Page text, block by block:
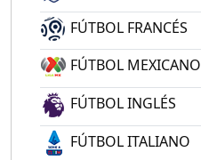
FÚTBOL FRANCÉS
FÚTBOL MEXICANO
FÚTBOL INGLÉS
FÚTBOL ITALIANO